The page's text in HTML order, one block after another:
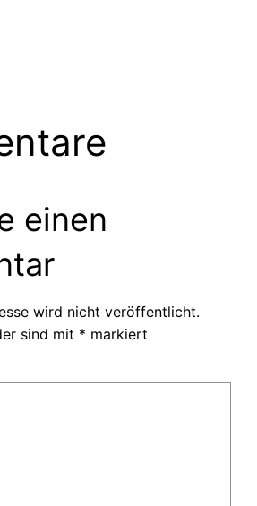
einen
wird nicht veröffentlicht.
sind mit * markiert